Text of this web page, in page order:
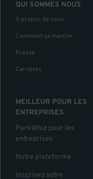
QUI SOMMES NOUS
À propos de nous
Comment ça marche
Presse
Carrières
MEILLEUR POUR LES
ENTREPRISES
ParkWhiz pour les
entreprises
Notre plateforme
Inscrivez votre